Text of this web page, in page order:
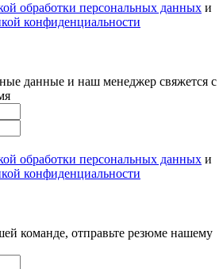
обработки персональных данных и
конфиденциальности
данные и наш менеджер свяжется с
обработки персональных данных и
конфиденциальности
команде, отправьте резюме нашему